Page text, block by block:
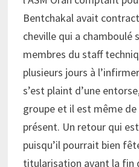
Bentchakal avait
cheville qui a chamboulé
membres du staff
plusieurs jours à
s’est plaint d’une
groupe et il est même
présent. Un retour qui
puisqu’il pourrait bien
titularisation avant la fin